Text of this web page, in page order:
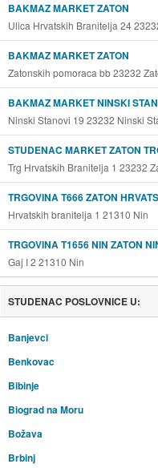
BAKMAZ MARKET ZATON
Ulica Hrvatskih Branitelja 24
BAKMAZ MARKET ZATON
Zatonskih pomoraca bb 23232
BAKMAZ MARKET NINSKI
Ninski Stanovi 19 23232 Ninski
STUDENAC MARKET ZATON
Trg Hrvatskih Branitelja 1 23232
TRGOVINA T666 ZATON
Hrvatskih branitelja 1 21310 Nin
TRGOVINA T1656 NIN ZATON
Gaj I 2 21310 Nin
STUDENAC POSLOVNICE U:
Banjevci
Benkovac
Bibinje
Biograd na Moru
Božava
Brbinj